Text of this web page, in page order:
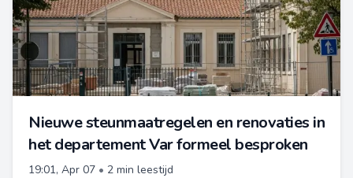
Nieuwe steunmaatregelen en renovaties in
het departement Var formeel besproken
19:01, Apr 07 • 2 min leestijd